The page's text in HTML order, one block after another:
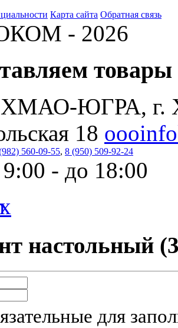
Карта сайта Обратная связь
- 2026
ХМАО-ЮГРА, г.
18
560-09-55, 8 (950) 509-92-24
- до 18:00
настольный
для